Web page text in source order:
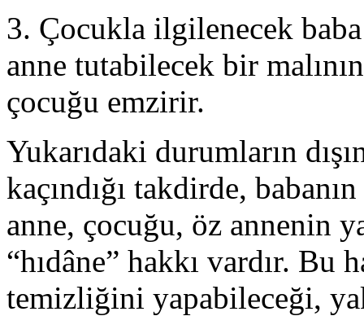
3. Çocukla ilgilenecek
anne tutabilecek bir
çocuğu emzirir.
Yukarıdaki durumların
kaçındığı takdirde,
anne, çocuğu, öz annenin
“hıdâne” hakkı vardır. Bu
temizliğini yapabileceği,